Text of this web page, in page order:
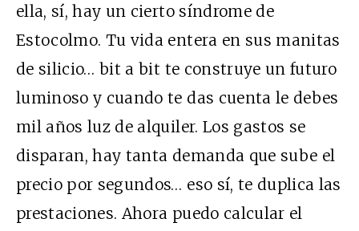
ella, sí, hay un cierto síndrome de
Estocolmo. Tu vida entera en sus manitas
de silicio… bit a bit te construye un futuro
luminoso y cuando te das cuenta le debes
mil años luz de alquiler. Los gastos se
disparan, hay tanta demanda que sube el
precio por segundos… eso sí, te duplica las
prestaciones. Ahora puedo calcular el